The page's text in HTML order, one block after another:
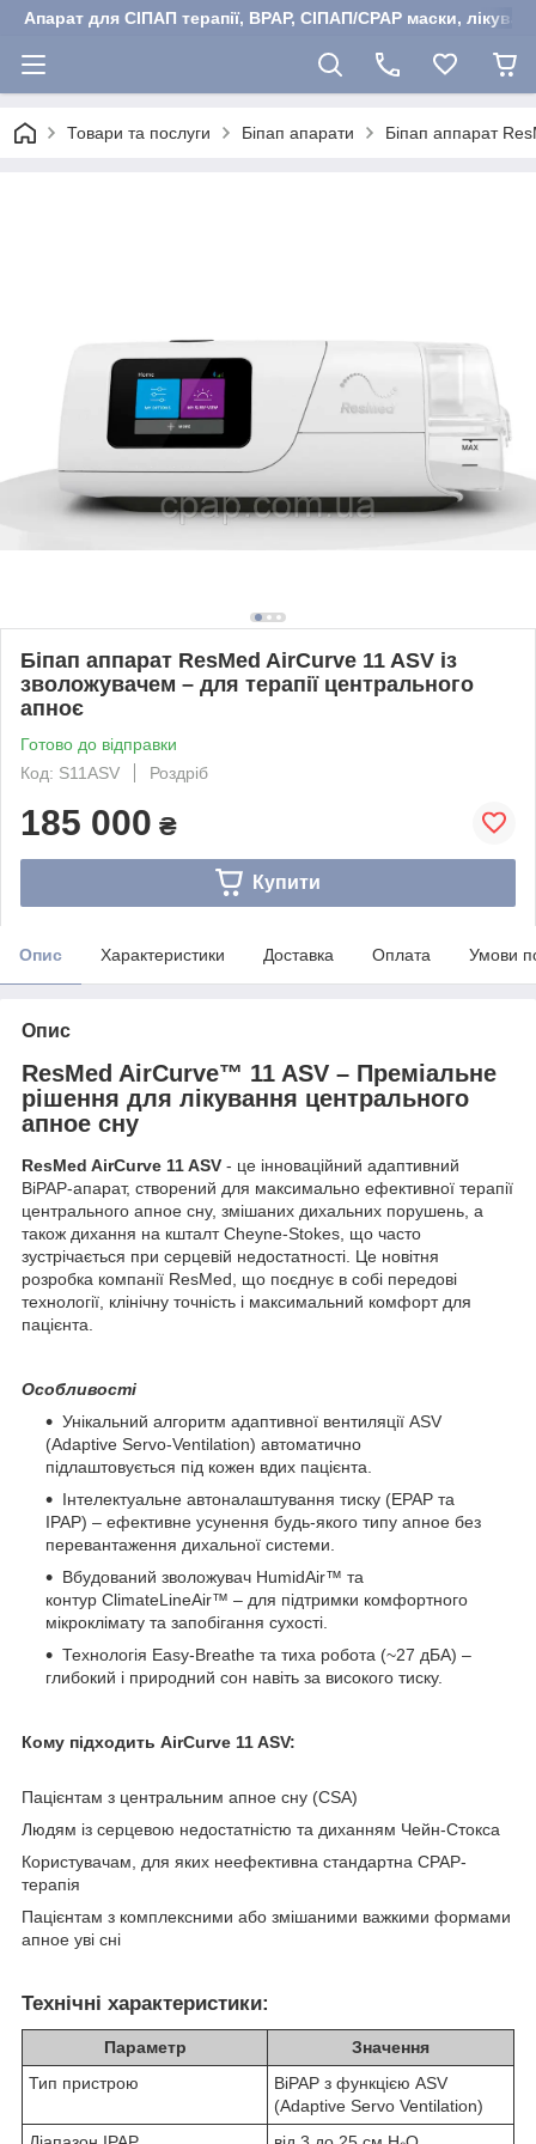
Апарат для СІПАП терапії, BPAP, СІПАП/CPAP маски,
Товари та послуги Біпап апарати Біпап аппарат
Біпап аппарат ResMed AirCurve 11 ASV із
зволожувачем – для терапії центрального
апноє
Готово до відправки
Код: S11ASV
Роздріб
185 000 ₴
Купити
Опис Характеристики Доставка Оплата Умови
Опис
ResMed AirCurve™ 11 ASV – Преміальне
рішення для лікування центрального
апное сну
ResMed AirCurve 11 ASV - це інноваційний адаптивний
BiPAP-апарат, створений для максимально ефективної терапії
центрального апное сну, змішаних дихальних порушень, а
також дихання на кшталт Cheyne-Stokes, що часто
зустрічається при серцевій недостатності. Це новітня
розробка компанії ResMed, що поєднує в собі передові
технології, клінічну точність і максимальний комфорт для
пацієнта.
Особливості
Унікальний алгоритм адаптивної вентиляції ASV
(Adaptive Servo-Ventilation) автоматично
підлаштовується під кожен вдих пацієнта.
Інтелектуальне автоналаштування тиску (EPAP та
IPAP) – ефективне усунення будь-якого типу апное без
перевантаження дихальної системи.
Вбудований зволожувач HumidAir™ та
контур ClimateLineAir™ – для підтримки комфортного
мікроклімату та запобігання сухості.
Технологія Easy-Breathe та тиха робота (~27 дБА) –
глибокий і природний сон навіть за високого тиску.
Кому підходить AirCurve 11 ASV:
Пацієнтам з центральним апное сну (CSA)
Людям із серцевою недостатністю та диханням Чейн-Стокса
Користувачам, для яких неефективна стандартна CPAP-
терапія
Пацієнтам з комплексними або змішаними важкими формами
апное уві сні
Технічні характеристики:
Параметр
Значення
Тип пристрою
BiPAP з функцією ASV
(Adaptive Servo Ventilation)